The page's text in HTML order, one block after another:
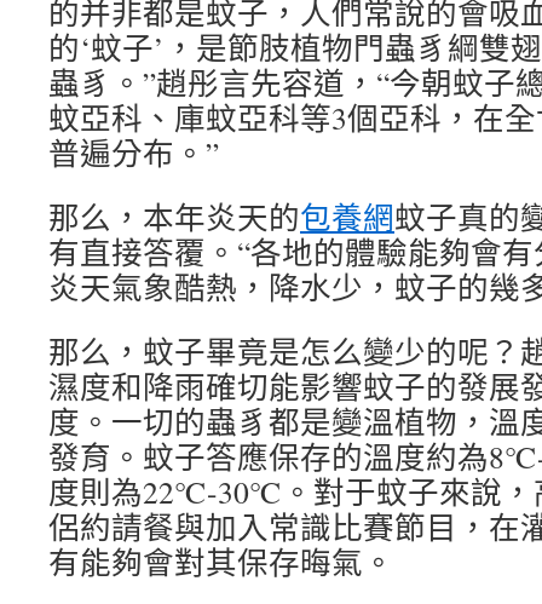
的并非都是蚊子，人們常說的會吸
的‘蚊子’，是節肢植物門蟲豸綱雙
蟲豸。”趙彤言先容道，“今朝蚊子
蚊亞科、庫蚊亞科等3個亞科，在
普遍分布。”
那么，本年炎天的包養網蚊子真的
有直接答覆。“各地的體驗能夠會
炎天氣象酷熱，降水少，蚊子的幾
那么，蚊子畢竟是怎么變少的呢？
濕度和降雨確切能影響蚊子的發展
度。一切的蟲豸都是變溫植物，溫
發育。蚊子答應保存的溫度約為
度則為22℃-30℃。對于蚊子來說，
侶約請餐與加入常識比賽節目，在
有能夠會對其保存晦氣。